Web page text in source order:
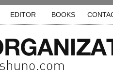
EDITOR BOOKS